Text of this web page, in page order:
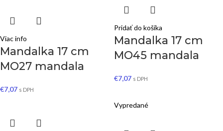
Viac info
Mandalka 17 cm
MO27 mandala
€7,07 s DPH
Pridať do košíka
Mandalka 17 cm
MO45 mandala
€7,07 s DPH
Vypredané